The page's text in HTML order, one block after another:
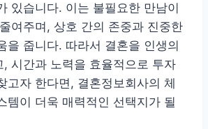
있습니다. 이는 불필요한 만남이
여주며, 상호 간의 존중과 진중한
을 줍니다. 따라서 결혼을 인생의
, 시간과 노력을 효율적으로 투자
고자 한다면, 결혼정보회사의 체
템이 더욱 매력적인 선택지가 될